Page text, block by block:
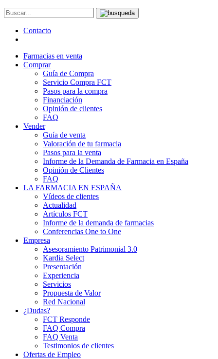
Contacto
Farmacias en venta
Comprar
Guía de Compra
Servicio Compra FCT
Pasos para la compra
Financiación
Opinión de clientes
FAQ
Vender
Guía de venta
Valoración de tu farmacia
Pasos para la venta
Informe de la Demanda de Farmacia en España
Opinión de Clientes
FAQ
LA FARMACIA EN ESPAÑA
Vídeos de clientes
Actualidad
Artículos FCT
Informe de la demanda de farmacias
Conferencias One to One
Empresa
Asesoramiento Patrimonial 3.0
Kardia Select
Presentación
Experiencia
Servicios
Propuesta de Valor
Red Nacional
¿Dudas?
FCT Responde
FAQ Compra
FAQ Venta
Testimonios de clientes
Ofertas de Empleo